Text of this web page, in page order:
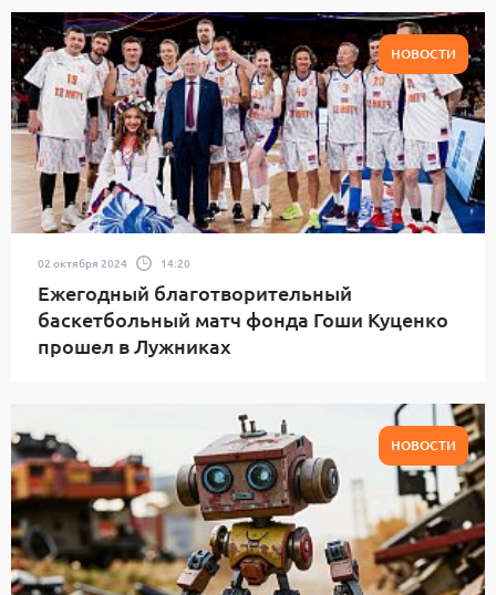
НОВОСТИ
02 октября 2024 14:20
Ежегодный благотворительный
баскетбольный матч фонда Гоши Куценко
прошел в Лужниках
НОВОСТИ